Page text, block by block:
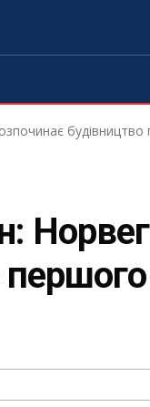
будівництво